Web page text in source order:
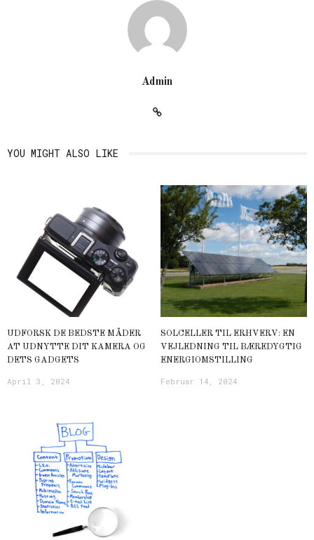
Admin
YOU MIGHT ALSO LIKE
UDFORSK DE BEDSTE MÅDER
AT UDNYTTE DIT KAMERA OG
DETS GADGETS
April 3, 2024
SOLCELLER TIL ERHVERV: EN
VEJLEDNING TIL BÆREDYGTIG
ENERGIOMSTILLING
Februar 14, 2024